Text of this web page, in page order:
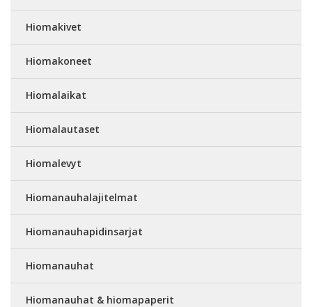
Hiomakivet
Hiomakoneet
Hiomalaikat
Hiomalautaset
Hiomalevyt
Hiomanauhalajitelmat
Hiomanauhapidinsarjat
Hiomanauhat
Hiomanauhat & hiomapaperit